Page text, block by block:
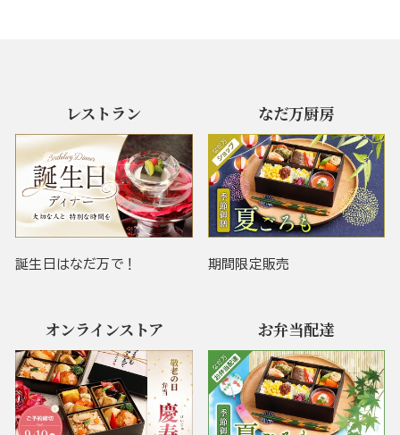
レストラン
誕生日はなだ万で！
なだ万厨房
期間限定販売
オンラインストア お弁当配達